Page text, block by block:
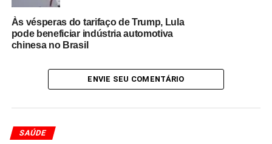
do peso corporal. O segmento tem atraído investimentos
bilionários da indústria farmacêutica em todo o mundo.
Especialistas destacam que a fabricação local pode
medicamentos e reduzir a dependência de importações
incentivos tributários para importação de componentes
suprimentos para o desenvolvimento da indústria
Às vésperas do tarifaço de Trump, Lula
pode beneficiar indústria automotiva
chinesa no Brasil
ENVIE SEU COMENTÁRIO
SAÚDE